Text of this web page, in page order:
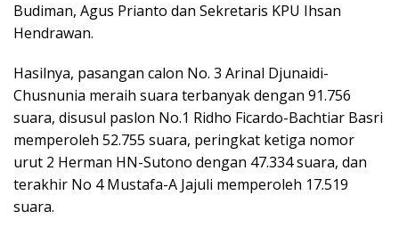
Budiman, Agus Prianto dan Sekretaris KPU Ihsan
Hendrawan.
Hasilnya, pasangan calon No. 3 Arinal Djunaidi-
Chusnunia meraih suara terbanyak dengan 91.756
suara, disusul paslon No.1 Ridho Ficardo-Bachtiar Basri
memperoleh 52.755 suara, peringkat ketiga nomor
urut 2 Herman HN-Sutono dengan 47.334 suara, dan
terakhir No 4 Mustafa-A Jajuli memperoleh 17.519
suara.